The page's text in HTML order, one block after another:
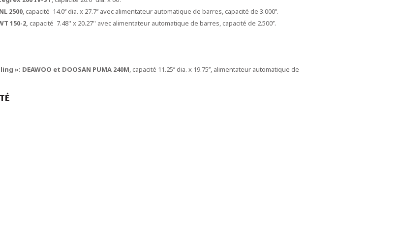
2500, capacité 14.0’’ dia. x 27.7’’ avec alimentateur automatique de barres, capacité de 3.000’’.
150-2, capacité 7.48'' x 20.27'' avec alimentateur automatique de barres, capacité de 2.500’’.
»: DEAWOO et DOOSAN PUMA 240M, capacité 11.25’’ dia. x 19.75’’, alimentateur automatique de